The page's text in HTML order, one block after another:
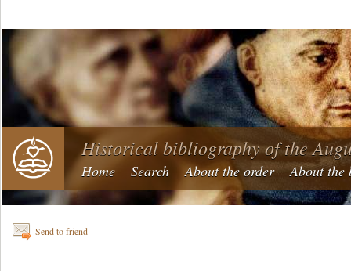
Historical bibliography of the
Home Search About the order About the
Send to friend